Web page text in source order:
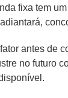
fixa tem
antes de
no futuro